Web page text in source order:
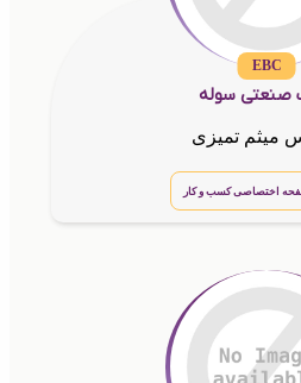
EBC
صنعتی سوله
میثم تمیزی
اختصاصی کسب و کار